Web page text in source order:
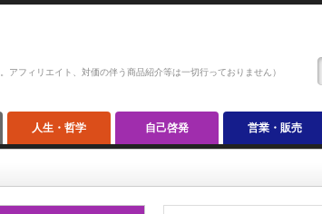
フィリエイト、対価の伴う商品紹介等は一切行っておりません）
人生・哲学 自己啓発 営業・販売